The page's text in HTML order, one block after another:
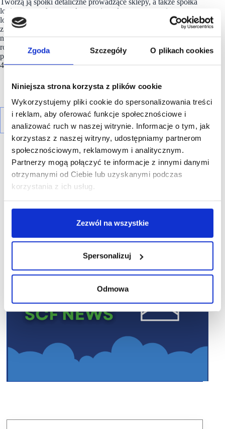
Zgoda Szczegóły O plikach cookies
Niniejsza strona korzysta z plików cookie
Wykorzystujemy pliki cookie do spersonalizowania treści
i reklam, aby oferować funkcje społecznościowe i
analizować ruch w naszej witrynie. Informacje o tym, jak
korzystasz z naszej witryny, udostępniamy partnerom
społecznościowym, reklamowym i analitycznym.
Partnerzy mogą połączyć te informacje z innymi danymi
otrzymanymi od Ciebie lub uzyskanymi podczas
korzystania z ich usług.
Zezwól na wszystkie
Spersonalizuj
Odmowa
Tworzą ją spółki detaliczne prowadzące sklepy, a także spółka
logistyczno-zakupowa dysponująca dwoma centrami
logistycznymi. Firma rozpoczynała działalność w 1997 roku
z 27. sklepami. Dziś jest to 250 nowoczesnych placówek
na terenie całej Polski, z obrotem ponad 2,7 mld złotych
rocznie. Sklepy sieci
POLOmarketodwiedza miesięcznie
ponad 6 mln klientów. Obecnie POLOmarket daje zatrudnienie
4300 osobom.